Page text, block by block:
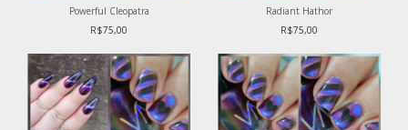
Powerful Cleopatra
R$75,00
Radiant Hathor
R$75,00